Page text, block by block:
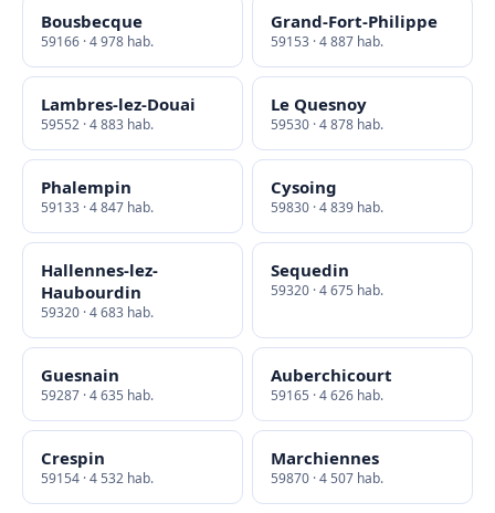
Bousbecque
59166 · 4 978 hab.
Grand-Fort-Philippe
59153 · 4 887 hab.
Lambres-lez-Douai
59552 · 4 883 hab.
Le Quesnoy
59530 · 4 878 hab.
Phalempin
59133 · 4 847 hab.
Cysoing
59830 · 4 839 hab.
Hallennes-lez-
Haubourdin
59320 · 4 683 hab.
Sequedin
59320 · 4 675 hab.
Guesnain
59287 · 4 635 hab.
Auberchicourt
59165 · 4 626 hab.
Crespin
59154 · 4 532 hab.
Marchiennes
59870 · 4 507 hab.